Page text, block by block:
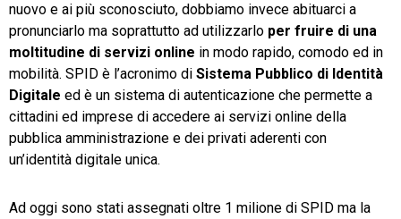
TeamSystem Store
nuovo e ai più sconosciuto, dobbiamo invece abituarci a
pronunciarlo ma soprattutto ad utilizzarlo per fruire di una
moltitudine di servizi online in modo rapido, comodo ed in
mobilità. SPID è l’acronimo di Sistema Pubblico di Identità
Digitale ed è un sistema di autenticazione che permette a
cittadini ed imprese di accedere ai servizi online della
pubblica amministrazione e dei privati aderenti con
un’identità digitale unica.
Ad oggi sono stati assegnati oltre 1 milione di SPID ma la